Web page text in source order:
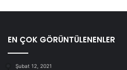
EN ÇOK GÖRÜNTÜLENENLER
Şubat 12, 2021